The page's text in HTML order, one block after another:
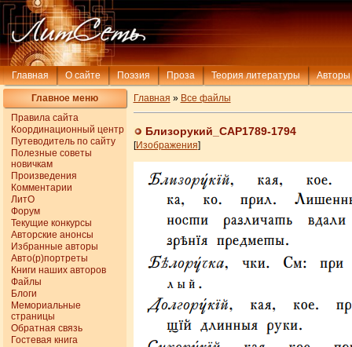
Главная О сайте Поэзия Проза Теория литературы Авторы
Главное меню
Правила сайта
Координационный центр
Путеводитель по сайту
Полезные советы
новичкам
Произведения
Комментарии
ЛитО
Форум
Текущие конкурсы
Авторские анонсы
Избранные авторы
Авто(р)портреты
Книги наших авторов
Файлы
Блоги
Мемориальные
страницы
Обратная связь
Гостевая книга
Главная » Все файлы
Близорукий_САР1789-1794
[Изображения]